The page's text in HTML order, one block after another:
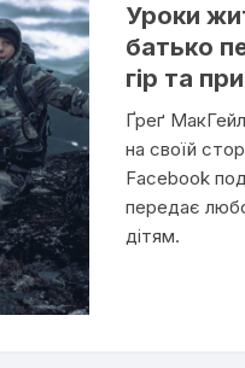
Уроки
батько
гір та
Ґреґ
на своїй
Facebook
передає
дітям.